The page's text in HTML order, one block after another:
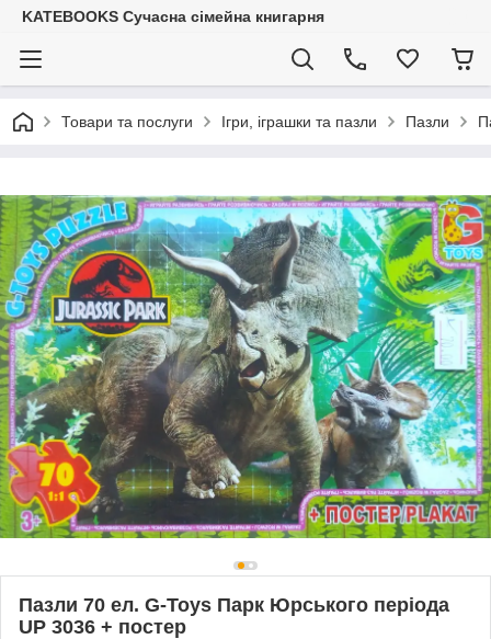
KATEBOOKS Сучасна сімейна книгарня
Товари та послуги Ігри, іграшки та пазли Пазли
Пазли 70 ел. G-Toys Парк Юрського періода
UP 3036 + постер